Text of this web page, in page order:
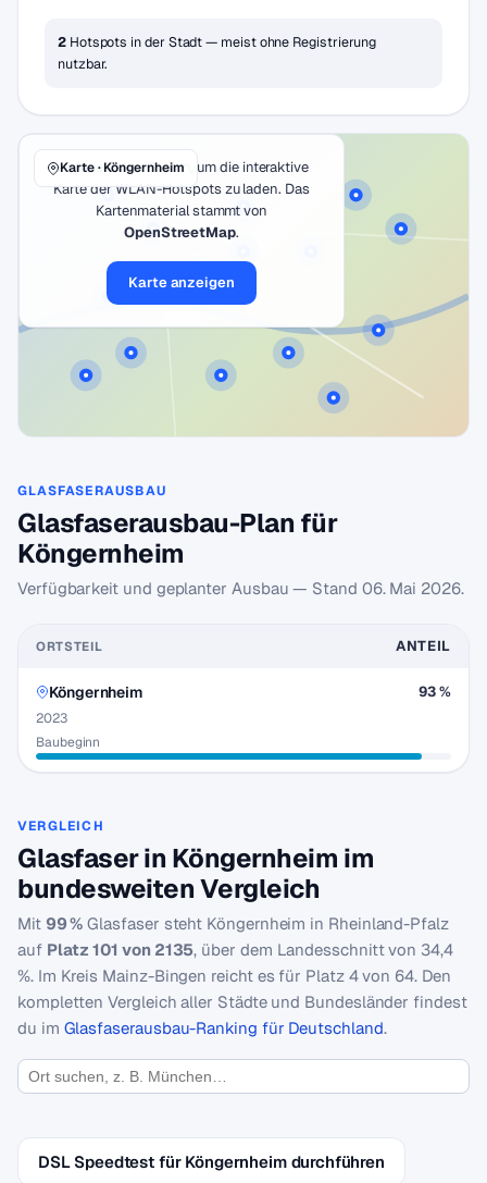
2Hotspots in der Stadt — meist ohne Registrierung
nutzbar.
Klicke auf den Button, um die interaktive
Karte der WLAN-Hotspots zu laden. Das
Kartenmaterial stammt von
OpenStreetMap.
Karte anzeigen
Karte · Köngernheim
GLASFASERAUSBAU
Glasfaserausbau-Plan für
Köngernheim
Verfügbarkeit und geplanter Ausbau — Stand 06. Mai 2026.
ORTSTEIL ANTEIL
Köngernheim
2023
Baubeginn
93 %
VERGLEICH
Glasfaser in Köngernheim im
bundesweiten Vergleich
Mit 99 % Glasfaser steht Köngernheim in Rheinland-Pfalz
auf Platz 101 von 2135, über dem Landesschnitt von 34,4
%. Im Kreis Mainz-Bingen reicht es für Platz 4 von 64. Den
kompletten Vergleich aller Städte und Bundesländer findest
du im Glasfaserausbau-Ranking für Deutschland.
DSL Speedtest für Köngernheim durchführen